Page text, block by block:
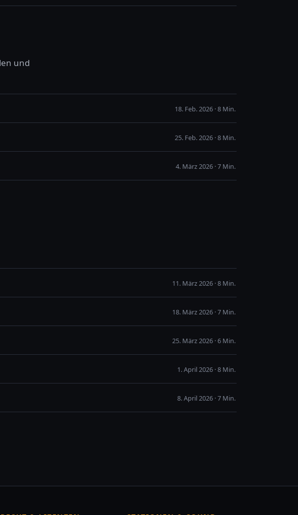
und
18. Feb. 2026 · 8 Min.
25. Feb. 2026 · 8 Min.
4. März 2026 · 7 Min.
11. März 2026 · 8 Min.
18. März 2026 · 7 Min.
25. März 2026 · 6 Min.
1. April 2026 · 8 Min.
8. April 2026 · 7 Min.